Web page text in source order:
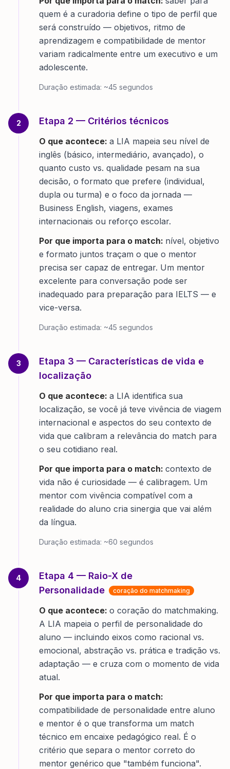
quem é a curadoria define o tipo de perfil que
será construído — objetivos, ritmo de
aprendizagem e compatibilidade de mentor
variam radicalmente entre um executivo e um
adolescente.
Duração estimada: ~45 segundos
2 Etapa 2 — Critérios técnicos
O que acontece: a LIA mapeia seu nível de
inglês (básico, intermediário, avançado), o
quanto custo vs. qualidade pesam na sua
decisão, o formato que prefere (individual,
dupla ou turma) e o foco da jornada —
Business English, viagens, exames
internacionais ou reforço escolar.
Por que importa para o match: nível, objetivo
e formato juntos traçam o que o mentor
precisa ser capaz de entregar. Um mentor
excelente para conversação pode ser
inadequado para preparação para IELTS — e
vice-versa.
Duração estimada: ~45 segundos
3 Etapa 3 — Características de vida e
localização
O que acontece: a LIA identifica sua
localização, se você já teve vivência de viagem
internacional e aspectos do seu contexto de
vida que calibram a relevância do match para
o seu cotidiano real.
Por que importa para o match: contexto de
vida não é curiosidade — é calibragem. Um
mentor com vivência compatível com a
realidade do aluno cria sinergia que vai além
da língua.
Duração estimada: ~60 segundos
4 Etapa 4 — Raio-X de
Personalidade
coração do matchmaking
O que acontece: o coração do matchmaking.
A LIA mapeia o perfil de personalidade do
aluno — incluindo eixos como racional vs.
emocional, abstração vs. prática e tradição vs.
adaptação — e cruza com o momento de vida
atual.
Por que importa para o match:
compatibilidade de personalidade entre aluno
e mentor é o que transforma um match
técnico em encaixe pedagógico real. É o
critério que separa o mentor correto do
mentor genérico que "também funciona".